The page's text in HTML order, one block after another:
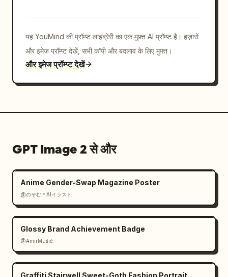
यह YouMind की प्रॉम्प्ट लाइब्रेरी का एक मुफ़्त AI प्रॉम्प्ट है। हज़ारों
और इमेज प्रॉम्प्ट देखें, सभी कॉपी और बदलाव के लिए मुफ़्त।
और इमेज प्रॉम्प्ट देखें
GPT Image 2 से और
Anime Gender-Swap Magazine Poster
@のぞむ＊AIイラスト
Glossy Brand Achievement Badge
@AmirMušić
Graffiti Stairwell Sweet-Goth Fashion Portrait